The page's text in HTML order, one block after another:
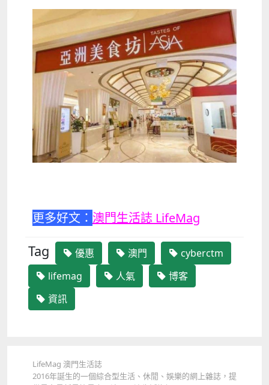
更多好文： 澳門生活誌 LifeMag
Tag 優惠 澳門
cyberctm
lifemag
人氣
博客
資訊
LifeMag 澳門生活誌
2016年誕生的一個綜合型生活、休閒、娛樂的網上雜誌，提